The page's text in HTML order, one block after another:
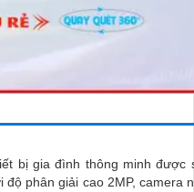
bị gia đình thông minh được